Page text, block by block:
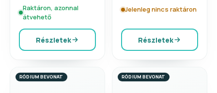
Raktáron, azonnal
átvehető
Részletek
Jelenleg nincs raktáron
Részletek
RÓDIUM BEVONAT RÓDIUM BEVONAT